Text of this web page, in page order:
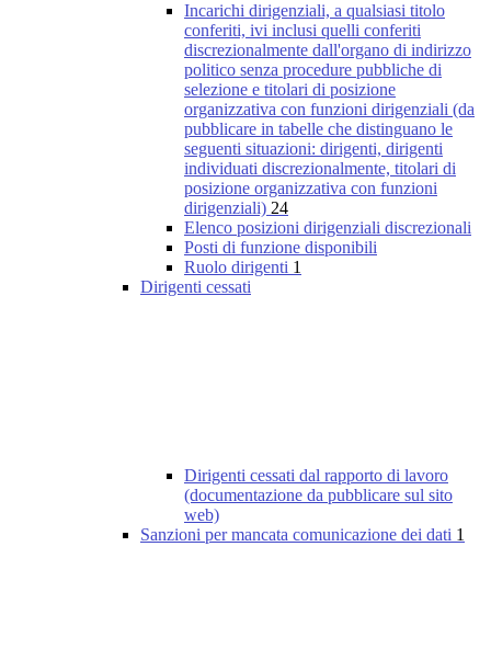
Incarichi dirigenziali, a qualsiasi titolo
conferiti, ivi inclusi quelli conferiti
discrezionalmente dall'organo di indirizzo
politico senza procedure pubbliche di
selezione e titolari di posizione
organizzativa con funzioni dirigenziali (da
pubblicare in tabelle che distinguano le
seguenti situazioni: dirigenti, dirigenti
individuati discrezionalmente, titolari di
posizione organizzativa con funzioni
dirigenziali) 24
Elenco posizioni dirigenziali discrezionali
Posti di funzione disponibili
Ruolo dirigenti 1
Dirigenti cessati
Dirigenti cessati dal rapporto di lavoro
(documentazione da pubblicare sul sito
web)
Sanzioni per mancata comunicazione dei dati 1